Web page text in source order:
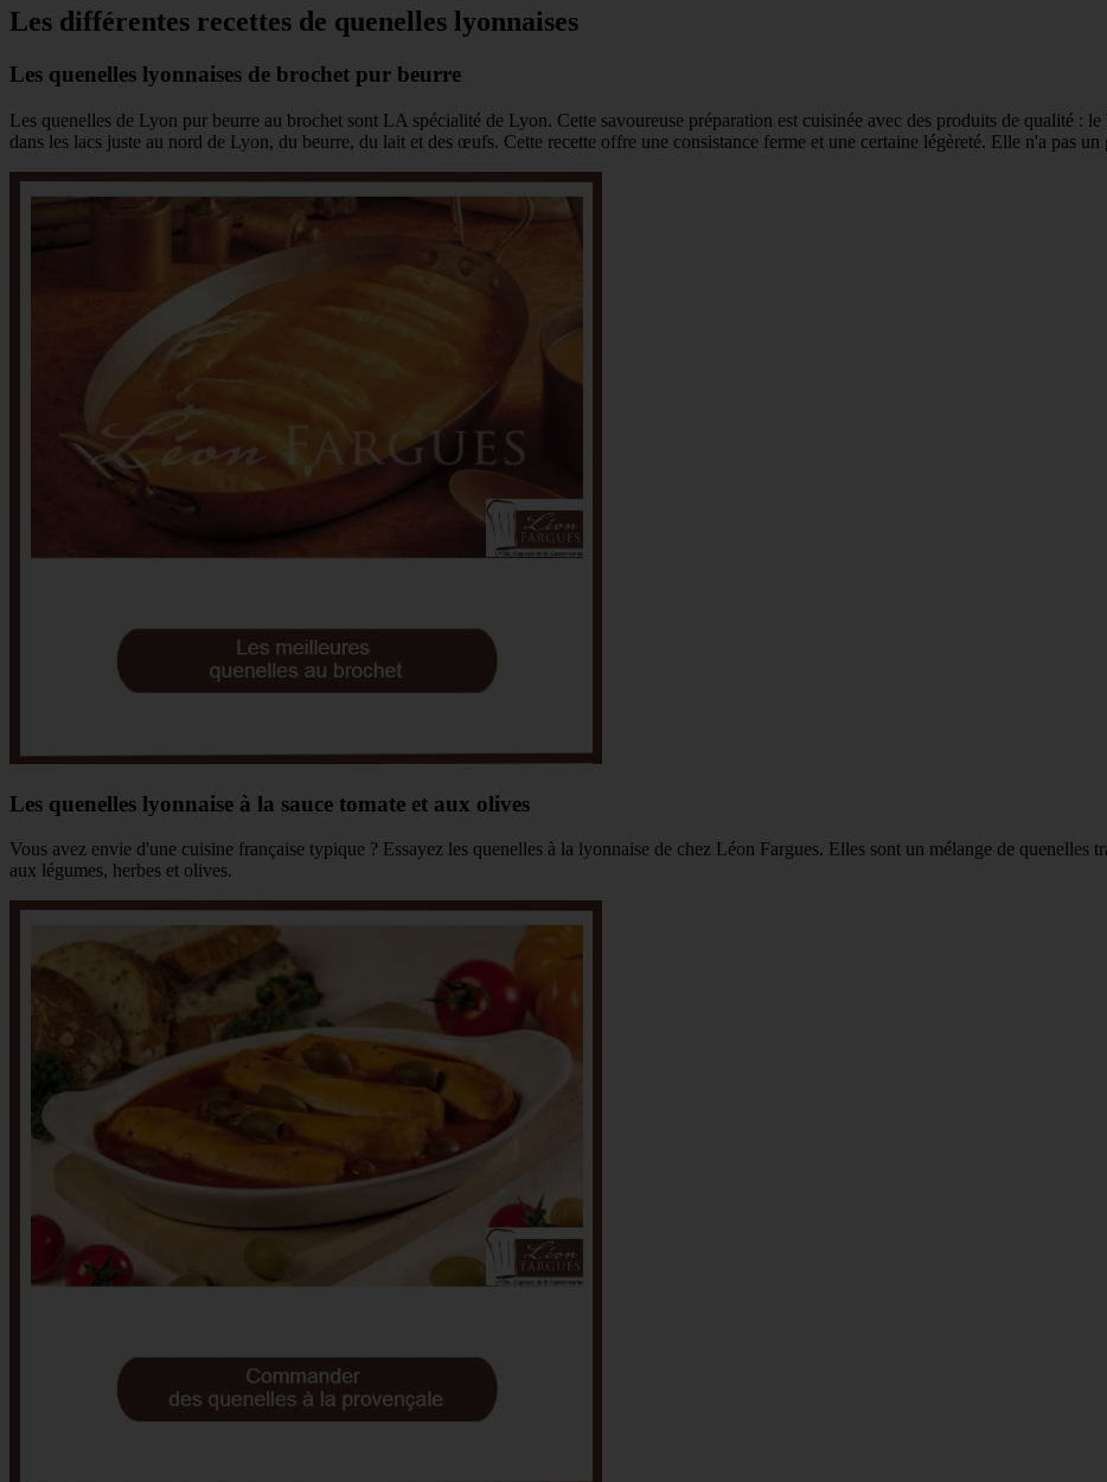
Les différentes recettes de quenelles lyonnaises
Les quenelles lyonnaises de brochet pur beurre
Les quenelles de Lyon pur beurre au brochet sont LA spécialité de Lyon. Cette savoureuse préparation est cuisinée avec des produits de qualité :
dans les lacs juste au nord de Lyon, du beurre, du lait et des œufs. Cette recette offre une consistance ferme et une certaine légèreté. Elle n'a pas
Les quenelles lyonnaise à la sauce tomate et aux olives
Vous avez envie d'une cuisine française typique ? Essayez les quenelles à la lyonnaise de chez Léon Fargues. Elles sont un mélange de quenelles
aux légumes, herbes et olives.